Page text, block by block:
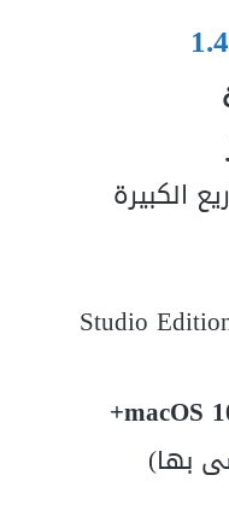
الكبيرة
(Studio